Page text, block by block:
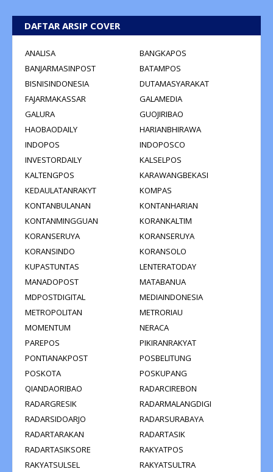
DAFTAR ARSIP COVER
ANALISA
BANGKAPOS
BANJARMASINPOST
BATAMPOS
BISNISINDONESIA
DUTAMASYARAKAT
FAJARMAKASSAR
GALAMEDIA
GALURA
GUOJIRIBAO
HAOBAODAILY
HARIANBHIRAWA
INDOPOS
INDOPOSCO
INVESTORDAILY
KALSELPOS
KALTENGPOS
KARAWANGBEKASI
KEDAULATANRAKYT
KOMPAS
KONTANBULANAN
KONTANHARIAN
KONTANMINGGUAN
KORANKALTIM
KORANSERUYA
KORANSERUYA
KORANSINDO
KORANSOLO
KUPASTUNTAS
LENTERATODAY
MANADOPOST
MATABANUA
MDPOSTDIGITAL
MEDIAINDONESIA
METROPOLITAN
METRORIAU
MOMENTUM
NERACA
PAREPOS
PIKIRANRAKYAT
PONTIANAKPOST
POSBELITUNG
POSKOTA
POSKUPANG
QIANDAORIBAO
RADARCIREBON
RADARGRESIK
RADARMALANGDIGI
RADARSIDOARJO
RADARSURABAYA
RADARTARAKAN
RADARTASIK
RADARTASIKSORE
RAKYATPOS
RAKYATSULSEL
RAKYATSULTRA